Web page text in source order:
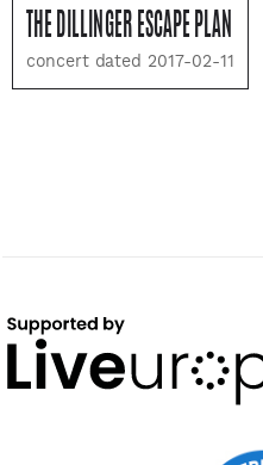
THE DILLINGER ESCAPE PLAN
concert dated 2017-02-11